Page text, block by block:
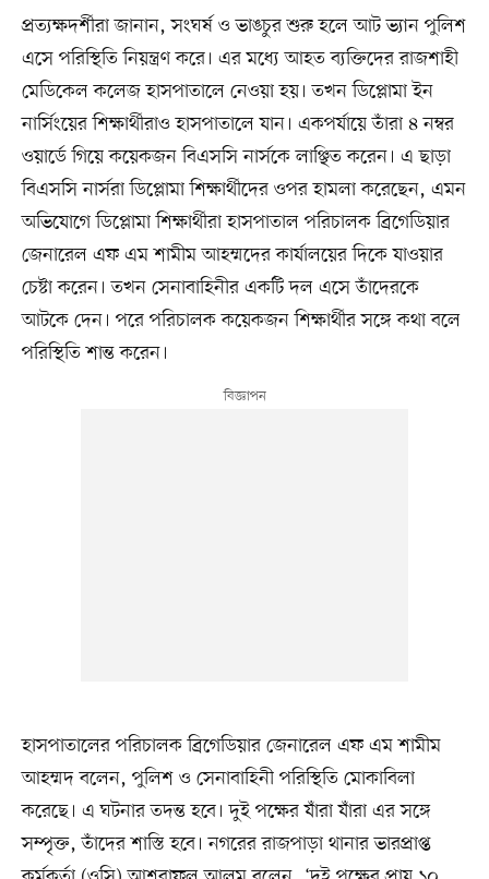
প্রত্যক্ষদর্শীরা জানান, সংঘর্ষ ও ভাঙচুর শুরু হলে আট ভ্যান পুলিশ
এসে পরিস্থিতি নিয়ন্ত্রণ করে। এর মধ্যে আহত ব্যক্তিদের রাজশাহী
মেডিকেল কলেজ হাসপাতালে নেওয়া হয়। তখন ডিপ্লোমা ইন
নার্সিংয়ের শিক্ষার্থীরাও হাসপাতালে যান। একপর্যায়ে তাঁরা ৪ নম্বর
ওয়ার্ডে গিয়ে কয়েকজন বিএসসি নার্সকে লাঞ্ছিত করেন। এ ছাড়া
বিএসসি নার্সরা ডিপ্লোমা শিক্ষার্থীদের ওপর হামলা করেছেন, এমন
অভিযোগে ডিপ্লোমা শিক্ষার্থীরা হাসপাতাল পরিচালক ব্রিগেডিয়ার
জেনারেল এফ এম শামীম আহম্মদের কার্যালয়ের দিকে যাওয়ার
চেষ্টা করেন। তখন সেনাবাহিনীর একটি দল এসে তাঁদেরকে
আটকে দেন। পরে পরিচালক কয়েকজন শিক্ষার্থীর সঙ্গে কথা বলে
পরিস্থিতি শান্ত করেন।
হাসপাতালের পরিচালক ব্রিগেডিয়ার জেনারেল এফ এম শামীম
আহম্মদ বলেন, পুলিশ ও সেনাবাহিনী পরিস্থিতি মোকাবিলা
করেছে। এ ঘটনার তদন্ত হবে। দুই পক্ষের যাঁরা যাঁরা এর সঙ্গে
সম্পৃক্ত, তাঁদের শাস্তি হবে। নগরের রাজপাড়া থানার ভারপ্রাপ্ত